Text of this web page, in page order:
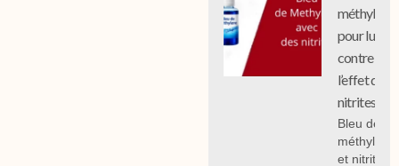
méthylène
pour lutter
contre
l’effet des
nitrites
Bleu de
méthylène
et nitrites :